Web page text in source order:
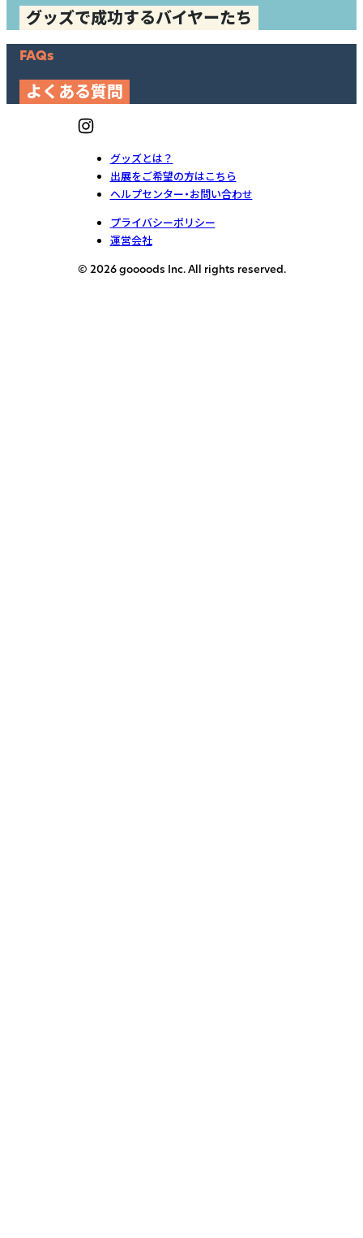
グッズで成功するバイヤーたち
FAQs
よくある質問
グッズとは？
出展をご希望の方はこちら
ヘルプセンター・お問い合わせ
プライバシーポリシー
運営会社
© 2026 goooods Inc. All rights reserved.